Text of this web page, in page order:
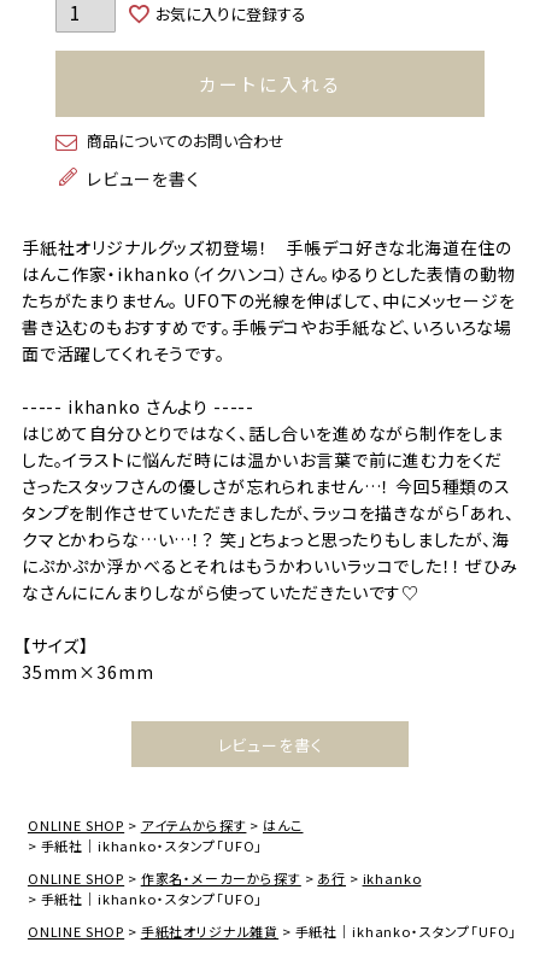
お気に入りに登録する
カートに入れる
商品についてのお問い合わせ
レビューを書く
手紙社オリジナルグッズ初登場！ 手帳デコ好きな北海道在住の
はんこ作家・ikhanko（イクハンコ）さん。ゆるりとした表情の動物
たちがたまりません。 UFO下の光線を伸ばして、中にメッセージを
書き込むのもおすすめです。手帳デコやお手紙など、いろいろな場
面で活躍してくれそうです。
----- ikhanko さんより -----
はじめて自分ひとりではなく、話し合いを進めながら制作をしま
した。イラストに悩んだ時には温かいお言葉で前に進む力をくだ
さったスタッフさんの優しさが忘れられません…！ 今回5種類のス
タンプを制作させていただきましたが、ラッコを描きながら「あれ、
クマとかわらな…い…！？ 笑｣とちょっと思ったりもしましたが、海
にぷかぷか浮かべるとそれはもうかわいいラッコでした！！ ぜひみ
なさんににんまりしながら使っていただきたいです♡
【サイズ】
35mm×36mm
レビューを書く
ONLINE SHOP アイテムから探す
はんこ
手紙社｜ikhanko・スタンプ「UFO」
ONLINE SHOP
作家名・メーカーから探す あ行
ikhanko
手紙社｜ikhanko・スタンプ「UFO」
ONLINE SHOP
手紙社オリジナル雑貨
手紙社｜ikhanko・スタンプ「UFO」